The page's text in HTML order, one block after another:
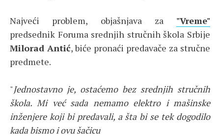
Najveći problem, objašnjava za "Vreme"
predsednik Foruma srednjih stručnih škola Srbije
Milorad Antić, biće pronaći predavače za stručne
predmete.
"Jednostavno je, ostaćemo bez srednjih stručnih
škola. Mi već sada nemamo elektro i mašinske
inženjere koji bi predavali, a šta bi se tek dogodilo
kada bismo i ovu šačicu